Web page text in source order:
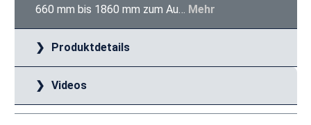
660 mm bis 1860 mm zum Au… Mehr
Produktdetails
Videos